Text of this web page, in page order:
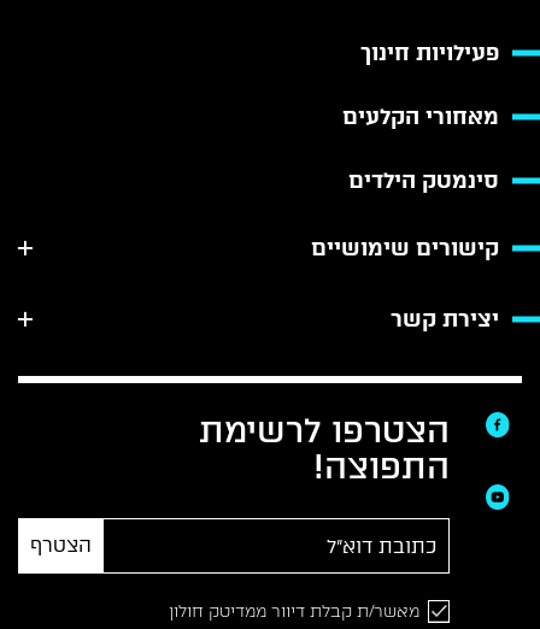
פעילויות חינוך
מאחורי הקלעים
סינמטק הילדים
קישורים שימושיים
יצירת קשר
הצטרפו לרשימת
התפוצה!
הצטרף
מאשר/ת קבלת דיוור ממדיטק חולון